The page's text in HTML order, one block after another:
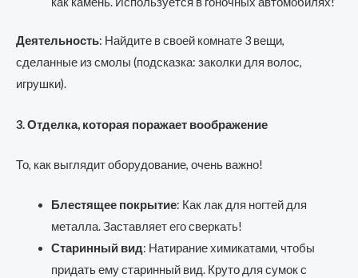
Деятельность: Найдите в своей комнате 3 вещи,
сделанные из смолы (подсказка: заколки для волос,
игрушки).
3. Отделка, которая поражает воображение
То, как выглядит оборудование, очень важно!
Блестящее покрытие: Как лак для ногтей для
металла. Заставляет его сверкать!
Старинный вид: Натирание химикатами, чтобы
придать ему старинный вид. Круто для сумок с